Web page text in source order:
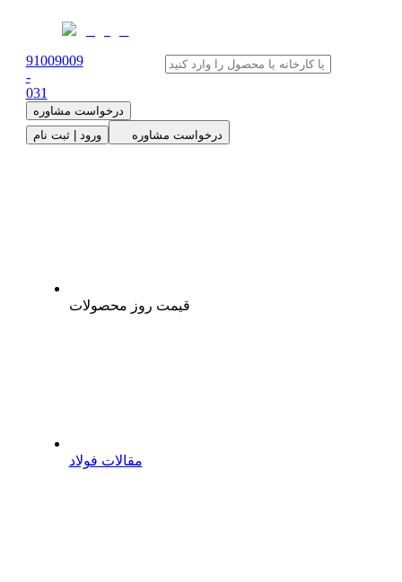
91009009
-
031
درخواست مشاوره
ورود | ثبت نام
درخواست مشاوره
قیمت روز محصولات
مقالات فولاد